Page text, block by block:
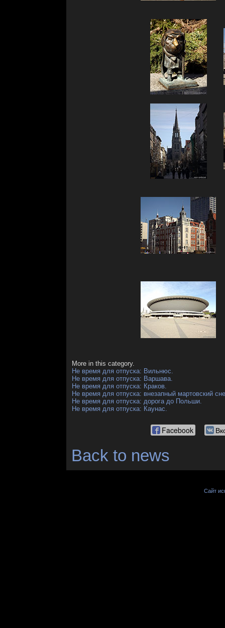
More in this category.
Не время для отпуска: Вильнюс.
Не время для отпуска: Варшава.
Не время для отпуска: Краков.
Не время для отпуска: внезапный мартовский
Не время для отпуска: дорога до Польши.
Не время для отпуска: Каунас.
Facebook
Back to news
Сайт